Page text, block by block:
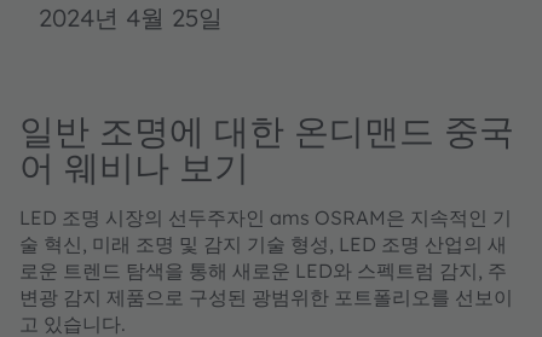
2024년 4월 25일
일반 조명에 대한 온디맨드 중국
어 웨비나 보기
LED 조명 시장의 선두주자인 ams OSRAM은 지속적인 기
술 혁신, 미래 조명 및 감지 기술 형성, LED 조명 산업의 새
로운 트렌드 탐색을 통해 새로운 LED와 스펙트럼 감지, 주
변광 감지 제품으로 구성된 광범위한 포트폴리오를 선보이
고 있습니다.